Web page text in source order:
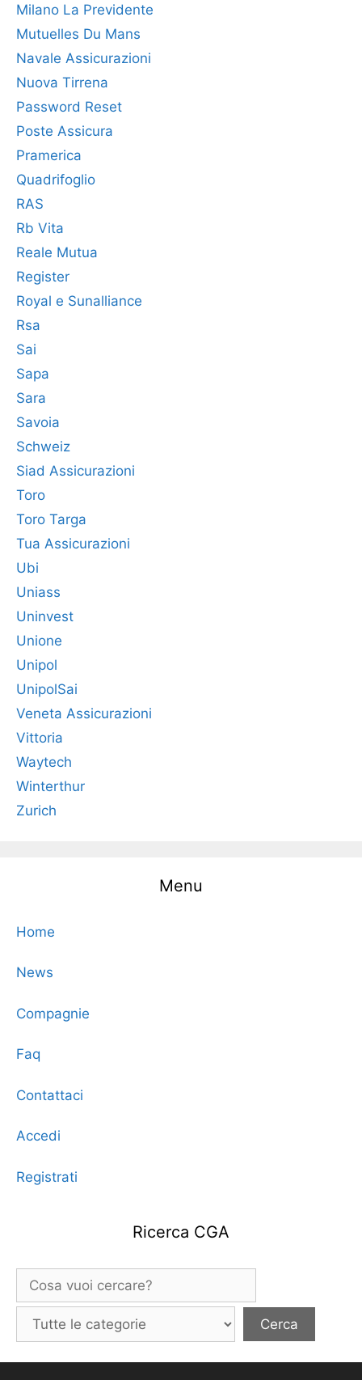
Milano La Previdente
Mutuelles Du Mans
Navale Assicurazioni
Nuova Tirrena
Password Reset
Poste Assicura
Pramerica
Quadrifoglio
RAS
Rb Vita
Reale Mutua
Register
Royal e Sunalliance
Rsa
Sai
Sapa
Sara
Savoia
Schweiz
Siad Assicurazioni
Toro
Toro Targa
Tua Assicurazioni
Ubi
Uniass
Uninvest
Unione
Unipol
UnipolSai
Veneta Assicurazioni
Vittoria
Waytech
Winterthur
Zurich
Menu
Home
News
Compagnie
Faq
Contattaci
Accedi
Registrati
Ricerca CGA